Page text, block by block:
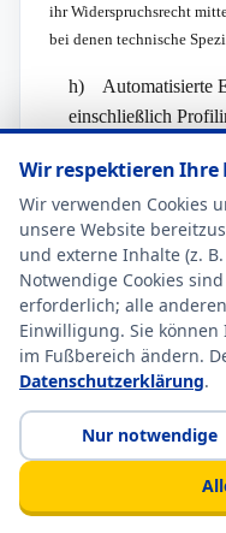
ihr Widerspruchsrecht
bei denen technische
h) Automatisierte
einschließlich
Jede von der Verarbeitung
Verordnungsgeber
einer automatisierten
beruhenden
gegenüber rechtliche
erheblich beeinträchtigt,
Abschluss oder die
betroffenen Person und
(2) aufgrund von
Mitgliedstaaten, denen
Wahrung der Rechte und
Wir respektieren Ihre
Wir verwenden Cookies
unsere Website
und externe Inhalte (z.
Notwendige Cookies
erforderlich; alle
Einwilligung. Sie
im Fußbereich ändern.
Datenschutzerklärung.
Nur notwendige